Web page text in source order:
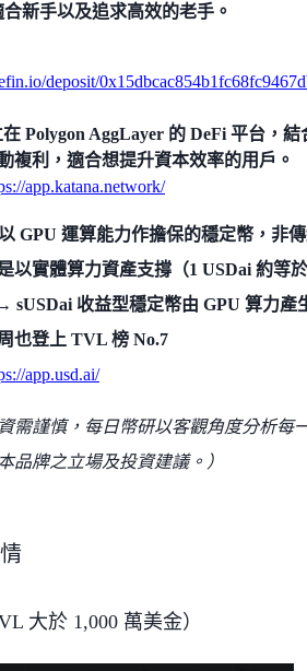
新手以及追求高效的老手。
deposit/
Polygon AggLayer 的 DeFi 平台，結
複利，適合想提升資本效率的用戶。
app.katana.network/
GPU 運算能力作擔保的穩定幣，非
以實體算力資產支撐（1 USDai 約等
sUSDai 收益型穩定幣由 GPU 算力產
也登上 TVL 榜 No.7
app.usd.ai/
需謹慎，每日幣研以客觀角度分析每
品牌之立場及投資建議。）
大於 1,000 萬美金）